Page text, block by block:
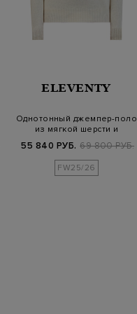
ELEVENTY
Однотонный джемпер-поло
из мягкой шерсти и
55 840 РУБ. 69 800 РУБ.
FW25/26